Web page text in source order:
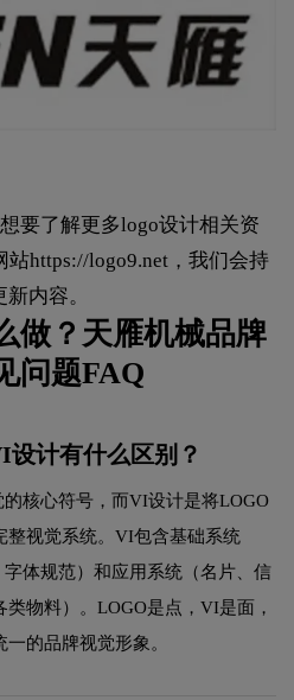
要了解更多logo设计相关资
站https://logo9.net ，我们会持
新内容。
做？天雁机械品牌
问题FAQ
计有什么区别？
核心符号，而VI设计是将LOGO
整视觉系统。VI包含基础系统
字体规范）和应用系统（名片、信
物料）。LOGO是点，VI是面，
的品牌视觉形象。